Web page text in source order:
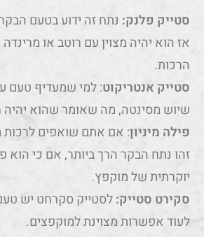
סטייק פלנק: נתח זה ידוע בטעם
אז הוא יהיה מצוין עם רוטב או
הרכות.
סטייק אנטריקוט: למי שמעדיף טעם
שיוש מסינטה, מה שאומר שהוא יהיה
פילה מיניון: אם אתם שואפים לרכות
זהו נתח הבקר הרך ביותר, אם כי הוא
יוקרתית של מוקפץ.
סקירט סטייק:לסטייק סקרחט יש
לעוד אפשרות מצוינת למוקפצים.